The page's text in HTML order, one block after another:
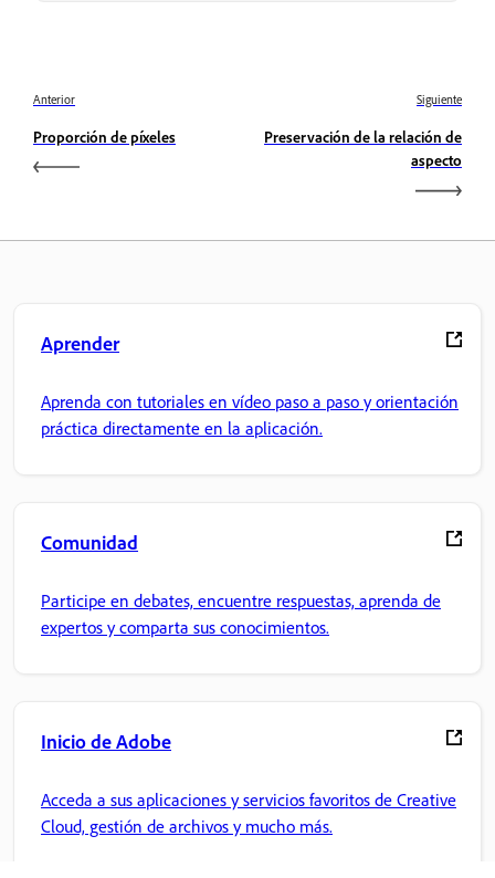
Anterior
Proporción de píxeles
Siguiente
Preservación de la relación de
aspecto
Aprender
Aprenda con tutoriales en vídeo paso a paso y orientación
práctica directamente en la aplicación.
Comunidad
Participe en debates, encuentre respuestas, aprenda de
expertos y comparta sus conocimientos.
Inicio de Adobe
Acceda a sus aplicaciones y servicios favoritos de Creative
Cloud, gestión de archivos y mucho más.